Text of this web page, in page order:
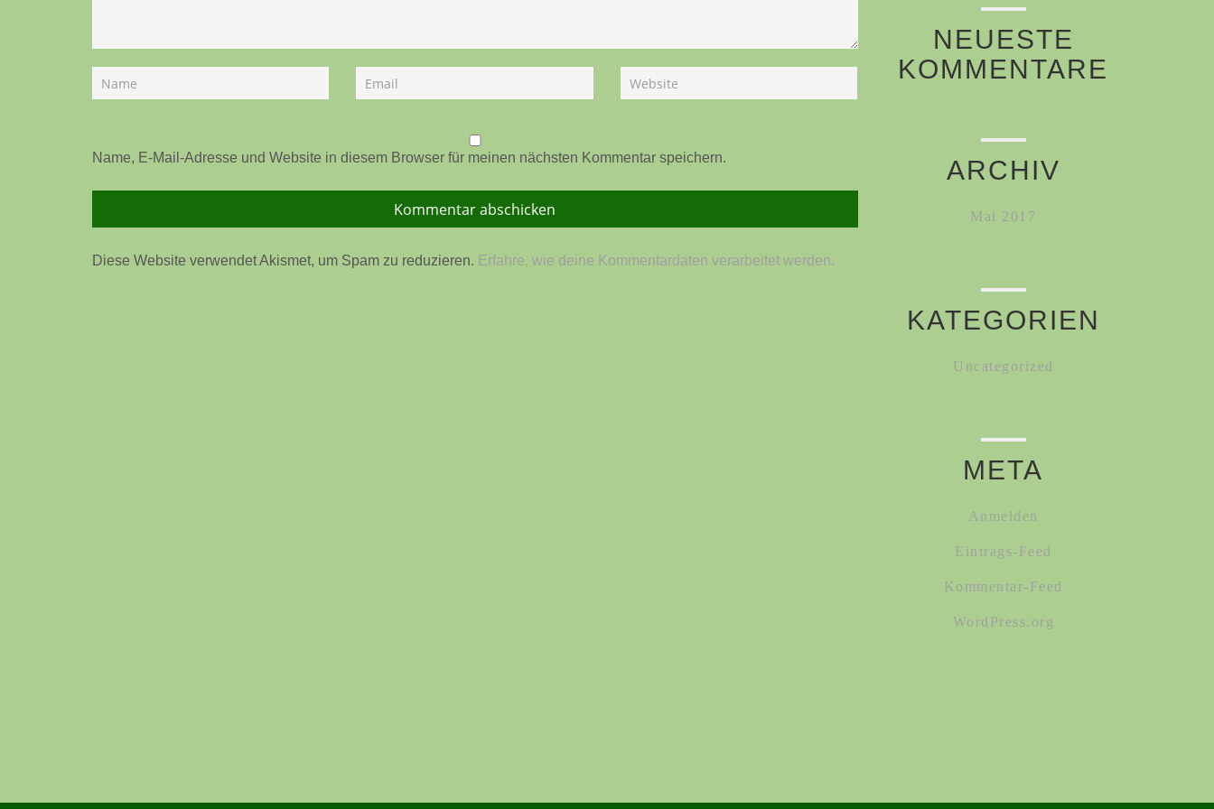
Name, E-Mail-Adresse und Website in diesem Browser für meinen nächsten Kommentar speichern.
Diese Website verwendet Akismet, um Spam zu reduzieren. Erfahre, wie deine Kommentardaten verarbeitet werden.
NEUESTE
KOMMENTARE
ARCHIV
Mai 2017
KATEGORIEN
Uncategorized
META
Anmelden
Eintrags-Feed
Kommentar-Feed
WordPress.org